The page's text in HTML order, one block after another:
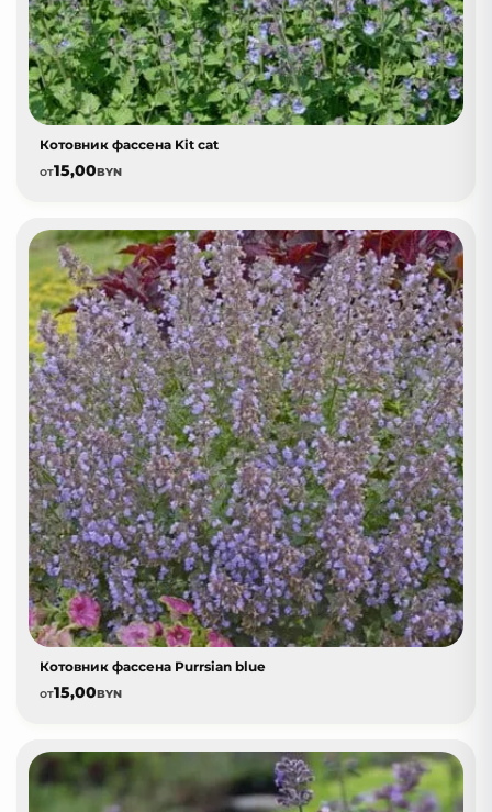
Котовник фассена Kit cat
от15,00BYN
Котовник фассена Purrsian blue
от15,00BYN